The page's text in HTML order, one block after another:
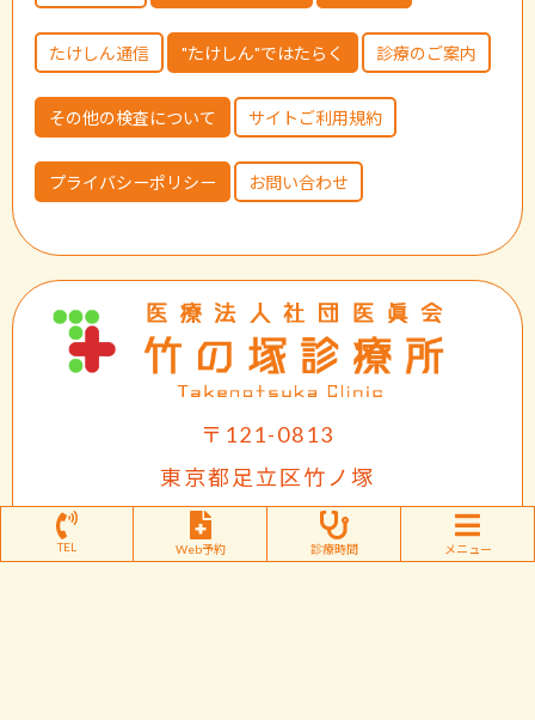
お知らせ 2022.09.09
コロナワクチン４回目接種の受付
〒121-0813
東京都足立区竹ノ塚
1-39-14-101
たけしん通信 "たけしん"ではたらく 診療のご案内
その他の検査について サイトご利用規約
プライバシーポリシー お問い合わせ
TEL Web予約 診療時間 メニュー